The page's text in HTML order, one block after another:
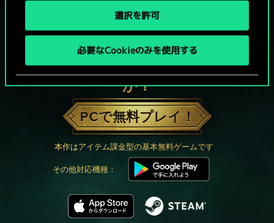
選択を許可
必要なCookieのみを使用する
グウェントでひと勝負といかない
か？
PCで無料プレイ！
本作はアイテム課金型の基本無料ゲームです
その他対応機種：